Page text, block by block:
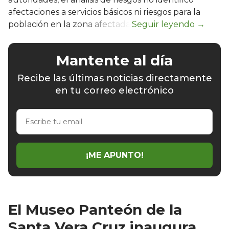
afectaciones a servicios básicos ni riesgos para la
población en la zona afectada.
Mantente al día
Recibe las últimas noticias directamente
en tu correo electrónico
Escribe
email
¡ME APUNTO!
El Museo Panteón de la